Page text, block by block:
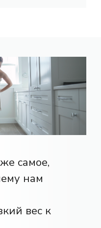
самое,
нам
вес к